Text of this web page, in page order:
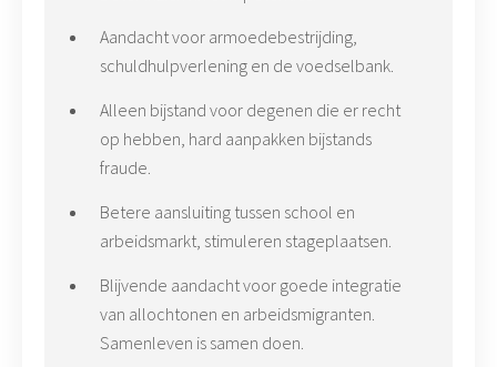
Aandacht voor armoedebestrijding,
schuldhulpverlening en de voedselbank.
Alleen bijstand voor degenen die er recht
op hebben, hard aanpakken bijstands
fraude.
Betere aansluiting tussen school en
arbeidsmarkt, stimuleren stageplaatsen.
Blijvende aandacht voor goede integratie
van allochtonen en arbeidsmigranten.
Samenleven is samen doen.